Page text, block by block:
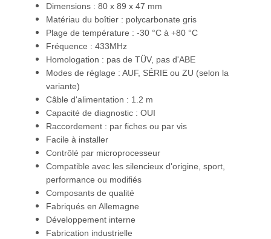
Dimensions : 80 x 89 x 47 mm
Matériau du boîtier : polycarbonate gris
Plage de température : -30 °C à +80 °C
Fréquence : 433MHz
Homologation : pas de TÜV, pas d'ABE
Modes de réglage : AUF, SÉRIE ou ZU (selon la
variante)
Câble d'alimentation : 1.2 m
Capacité de diagnostic : OUI
Raccordement : par fiches ou par vis
Facile à installer
Contrôlé par microprocesseur
Compatible avec les silencieux d'origine, sport,
performance ou modifiés
Composants de qualité
Fabriqués en Allemagne
Développement interne
Fabrication industrielle